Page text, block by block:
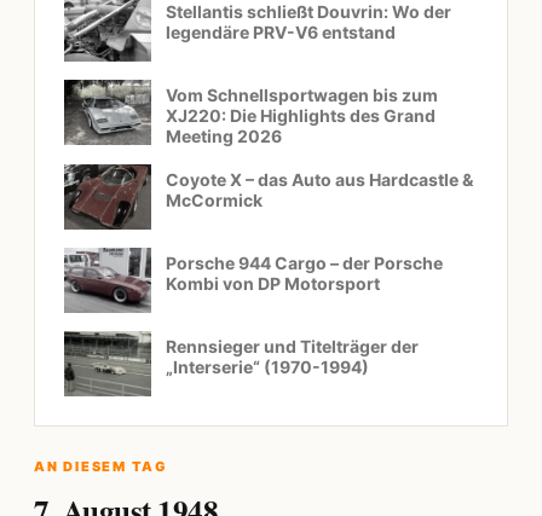
Stellantis schließt Douvrin: Wo der
legendäre PRV-V6 entstand
Vom Schnellsportwagen bis zum
XJ220: Die Highlights des Grand
Meeting 2026
Coyote X – das Auto aus Hardcastle &
McCormick
Porsche 944 Cargo – der Porsche
Kombi von DP Motorsport
Rennsieger und Titelträger der
„Interserie“ (1970-1994)
AN DIESEM TAG